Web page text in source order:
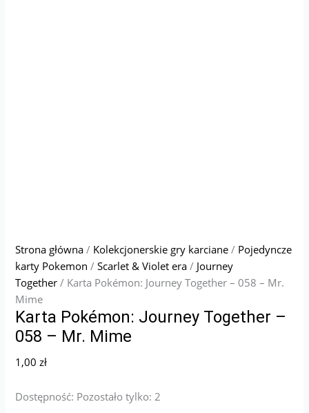
Strona główna / Kolekcjonerskie gry karciane / Pojedyncze
karty Pokemon /Scarlet & Violet era / Journey
Together / Karta Pokémon: Journey Together – 058 – Mr.
Mime
Karta Pokémon: Journey Together –
058 – Mr. Mime
1,00zł
Dostępność: Pozostało tylko: 2